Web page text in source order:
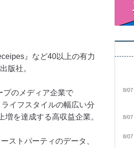
』など40以上の有力
版社。
のメディア企業で
イフスタイルの幅広い分
を達成する高収益企業。
ストパーティのデータ、
8/07
8/07
8/07